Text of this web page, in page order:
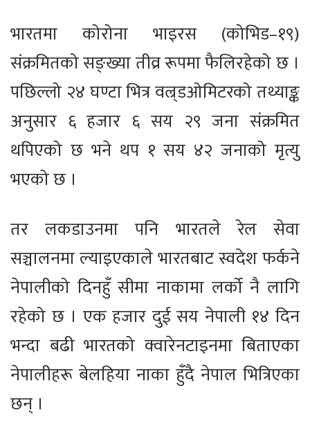
भारतमा कोरोना भाइरस (कोभिड–१९)
संक्रमितको सङ्ख्या तीव्र रूपमा फैलिरहेको छ ।
पछिल्लो २४ घण्टा भित्र वल्र्डओमिटरको तथ्याङ्क
अनुसार ६ हजार ६ सय २९ जना संक्रमित
थपिएको छ भने थप १ सय ४२ जनाको मृत्यु
भएको छ ।
तर लकडाउनमा पनि भारतले रेल सेवा
सञ्चालनमा ल्याइएकाले भारतबाट स्वदेश फर्कने
नेपालीको दिनहुँ सीमा नाकामा लर्को नै लागि
रहेको छ । एक हजार दुई सय नेपाली १४ दिन
भन्दा बढी भारतको क्वारेनटाइनमा बिताएका
नेपालीहरू बेलहिया नाका हुँदै नेपाल भित्रिएका
छन् ।